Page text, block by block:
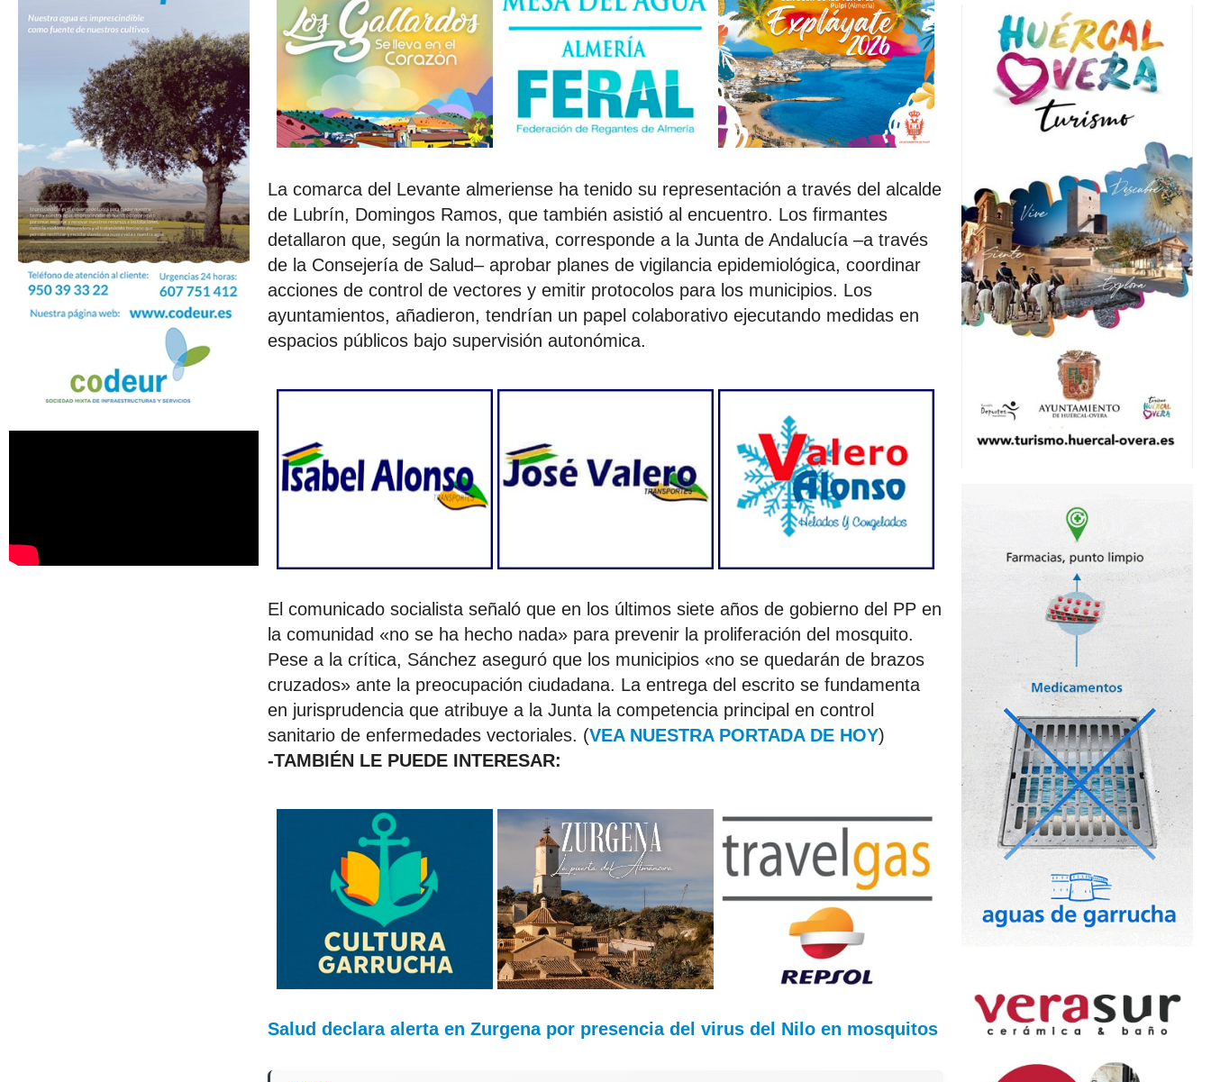
La comarca del Levante almeriense ha tenido su representación a través del alcalde
de Lubrín, Domingos Ramos, que también asistió al encuentro. Los firmantes
detallaron que, según la normativa, corresponde a la Junta de Andalucía –a través
de la Consejería de Salud– aprobar planes de vigilancia epidemiológica, coordinar
acciones de control de vectores y emitir protocolos para los municipios. Los
ayuntamientos, añadieron, tendrían un papel colaborativo ejecutando medidas en
espacios públicos bajo supervisión autonómica.
El comunicado socialista señaló que en los últimos siete años de gobierno del PP en
la comunidad «no se ha hecho nada» para prevenir la proliferación del mosquito.
Pese a la crítica, Sánchez aseguró que los municipios «no se quedarán de brazos
cruzados» ante la preocupación ciudadana. La entrega del escrito se fundamenta
en jurisprudencia que atribuye a la Junta la competencia principal en control
sanitario de enfermedades vectoriales. (VEA NUESTRA PORTADA DE HOY)
-TAMBIÉN LE PUEDE INTERESAR:
Salud declara alerta en Zurgena por presencia del virus del Nilo en mosquitos